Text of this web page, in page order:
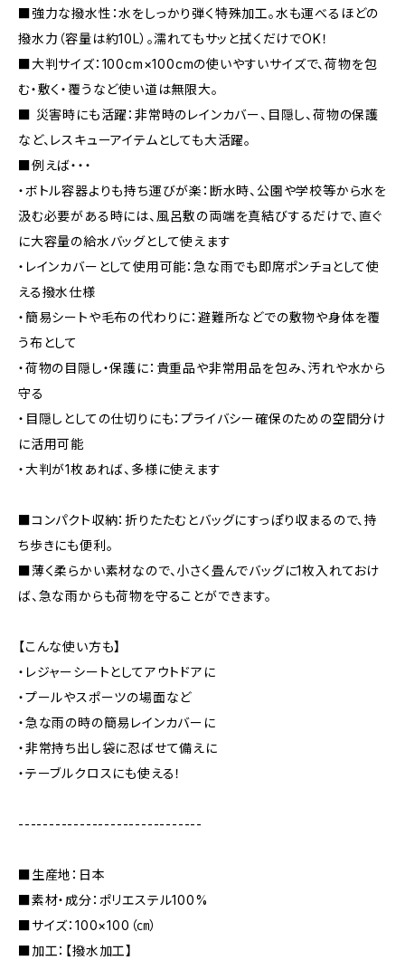
■強力な撥水性：水をしっかり弾く特殊加工。水も運べるほどの
撥水力（容量は約10L）。濡れてもサッと拭くだけでOK！
■大判サイズ：100cm×100cmの使いやすいサイズで、荷物を包
む・敷く・覆うなど使い道は無限大。
■ 災害時にも活躍：非常時のレインカバー、目隠し、荷物の保護
など、レスキューアイテムとしても大活躍。
■例えば・・・
・ボトル容器よりも持ち運びが楽：断水時、公園や学校等から水を
汲む必要がある時には、風呂敷の両端を真結びするだけで、直ぐ
に大容量の給水バッグとして使えます
・レインカバーとして使用可能：急な雨でも即席ポンチョとして使
える撥水仕様
・簡易シートや毛布の代わりに：避難所などでの敷物や身体を覆
う布として
・荷物の目隠し・保護に：貴重品や非常用品を包み、汚れや水から
守る
・目隠しとしての仕切りにも：プライバシー確保のための空間分け
に活用可能
・大判が1枚あれば、多様に使えます
■コンパクト収納：折りたたむとバッグにすっぽり収まるので、持
ち歩きにも便利。
■薄く柔らかい素材なので、小さく畳んでバッグに1枚入れておけ
ば、急な雨からも荷物を守ることができます。
【こんな使い方も】
・レジャーシートとしてアウトドアに
・プールやスポーツの場面など
・急な雨の時の簡易レインカバーに
・非常持ち出し袋に忍ばせて備えに
・テーブルクロスにも使える！
------------------------------
■生産地：日本
■素材・成分：ポリエステル100%
■サイズ：100×100（㎝）
■加工：【撥水加工】